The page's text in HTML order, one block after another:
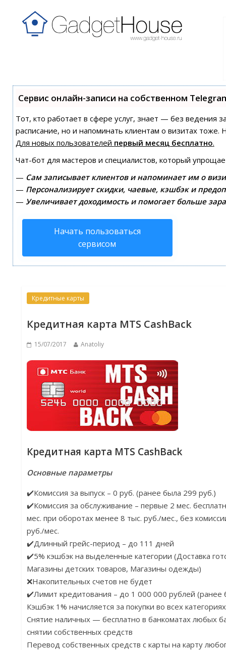
Сервис онлайн-записи на собственном
Тот, кто работает в сфере услуг, знает — без ведения
расписание, но и напоминать клиентам о визитах
Для новых пользователей первый месяц бесплатно.
Чат-бот для мастеров и специалистов, который
— Сам записывает клиентов и напоминает им о
— Персонализирует скидки, чаевые, кэшбэк и
— Увеличивает доходимость и помогает больше
Начать пользоваться
сервисом
Кредитные карты
Кредитная карта MTS CashBack
15/07/2017 Anatoliy
Кредитная карта MTS CashBack
Основные параметры
✔️Комиссия за выпуск – 0 руб. (ранее была 299 руб.)
✔️Комиссия за обслуживание – первые 2 мес.
мес. при оборотах менее 8 тыс. руб./мес., без
руб./мес.
✔️Длинный грейс-период – до 111 дней
✔️5% кэшбэк на выделенные категории (Доставка
Магазины детских товаров, Магазины одежды)
❌Накопительных счетов не будет
✔️Лимит кредитования – до 1 000 000 рублей (ранее
Кэшбэк 1% начисляется за покупки во всех
Снятие наличных — бесплатно в банкоматах любых
снятии собственных средств
Перевод собственных средств с карты на карту